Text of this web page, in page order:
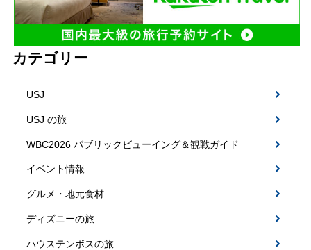
カテゴリー
USJ
USJ の旅
WBC2026 パブリックビューイング＆観戦ガイド
イベント情報
グルメ・地元食材
ディズニーの旅
ハウステンボスの旅